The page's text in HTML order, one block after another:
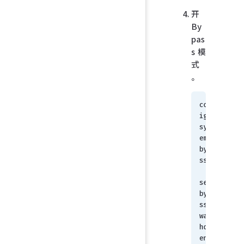
开
By
pas
s 模
式
。
conf
ig
syst
em
bypa
ss
set
bypa
ss-
watc
hdog
enab